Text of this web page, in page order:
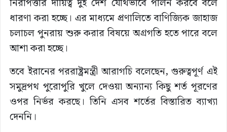
নিরাপত্তার দায়িত্ব দুই দেশ যৌথভাবে পালন করবে বলে
ধারণা করা হচ্ছে। এর মাধ্যমে প্রণালিতে বাণিজ্যিক জাহাজ
চলাচল পুনরায় শুরু করার বিষয়ে অগ্রগতি হতে পারে বলে
আশা করা হচ্ছে।
তবে ইরানের পররাষ্ট্রমন্ত্রী আরাগচি বলেছেন, গুরুত্বপূর্ণ এই
সমুদ্রপথ পুরোপুরি খুলে দেওয়া অন্যান্য কিছু শর্ত পূরণের
ওপর নির্ভর করছে। তিনি এসব শর্তের বিস্তারিত ব্যাখ্যা
দেননি।